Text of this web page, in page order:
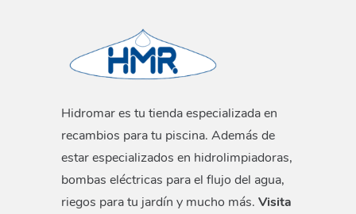
Hidromar es tu tienda especializada en
recambios para tu piscina. Además de
estar especializados en hidrolimpiadoras,
bombas eléctricas para el flujo del agua,
riegos para tu jardín y mucho más. Visita